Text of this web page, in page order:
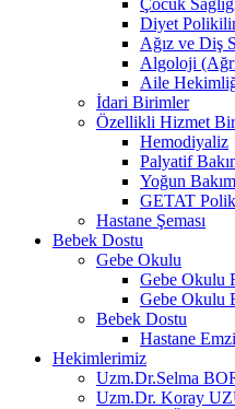
Diyet
Ağız ve Diş
Algoloji
Aile
İdari Birimler
Özellikli Hizmet
Hemodiyaliz
Palyatif
Yoğun
GETAT
Hastane Şeması
Bebek Dostu
Gebe Okulu
Gebe Okulu
Gebe Okulu
Bebek Dostu
Hastane
Hekimlerimiz
Uzm.Dr.Selma
Uzm.Dr. Koray